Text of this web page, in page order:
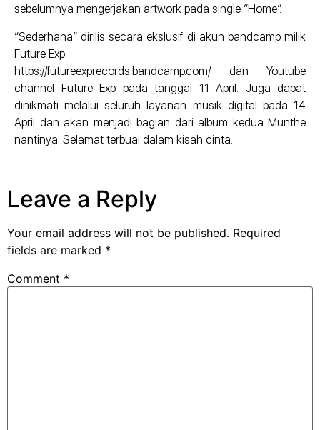
sebelumnya mengerjakan artwork pada single “Home”.
“Sederhana” dirilis secara ekslusif di akun bandcamp milik
Future Exp
https://futureexprecords.bandcamp.com/ dan Youtube
channel Future Exp pada tanggal 11 April. Juga dapat
dinikmati melalui seluruh layanan musik digital pada 14
April dan akan menjadi bagian dari album kedua Munthe
nantinya. Selamat terbuai dalam kisah cinta.
Leave a Reply
Your email address will not be published. Required
fields are marked *
Comment *